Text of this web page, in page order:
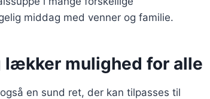
middag med venner og familie.
lækker mulighed for alle
en sund ret, der kan tilpasses til